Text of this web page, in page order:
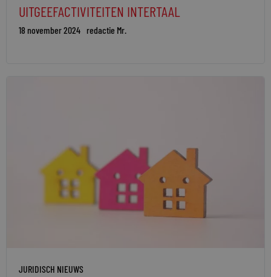
UITGEEFACTIVITEITEN INTERTAAL
18 november 2024 redactie Mr.
JURIDISCH NIEUWS